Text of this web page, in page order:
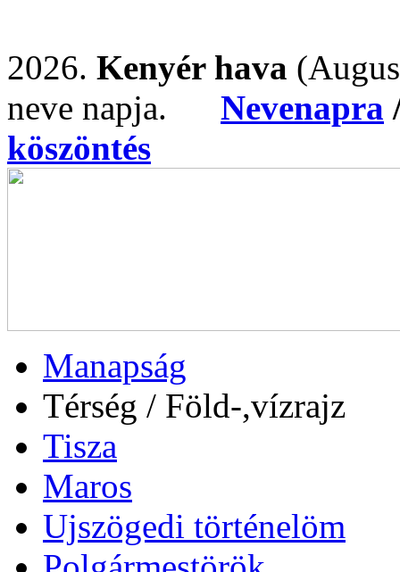
2026. Kenyér hava
neve napja. Nevenapra
köszöntés
Manapság
Térség / Föld-,vízrajz
Tisza
Maros
Ujszögedi történelöm